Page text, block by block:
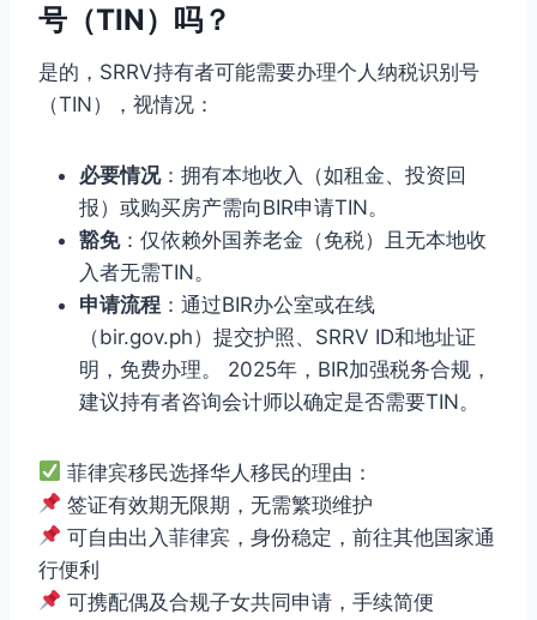
号（TIN）吗？
是的，SRRV持有者可能需要办理个人纳税识别号
（TIN），视情况：
必要情况：拥有本地收入（如租金、投资回
报）或购买房产需向BIR申请TIN。
豁免：仅依赖外国养老金（免税）且无本地收
入者无需TIN。
申请流程 ：通过BIR办公室或在线
（bir.gov.ph）提交护照、SRRV ID和地址证
明，免费办理。 2025年，BIR加强税务合规，
建议持有者咨询会计师以确定是否需要TIN。
菲律宾移民选择华人移民的理由：
签证有效期无限期，无需繁琐维护
可自由出入菲律宾，身份稳定，前往其他国家通
行便利
可携配偶及合规子女共同申请，手续简便